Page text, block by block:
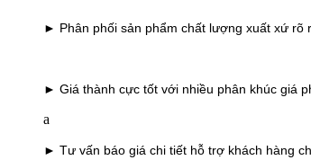
► Phân phối sản phẩm chất lượng xuất xứ rõ
► Giá thành cực tốt với nhiều phân khúc giá
a
► Tư vấn báo giá chi tiết hỗ trợ khách hàng